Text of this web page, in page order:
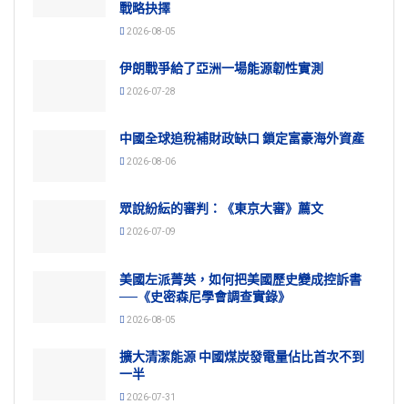
戰略抉擇
2026-08-05
伊朗戰爭給了亞洲一場能源韌性實測
2026-07-28
中國全球追稅補財政缺口 鎖定富豪海外資產
2026-08-06
眾說紛紜的審判：《東京大審》薦文
2026-07-09
美國左派菁英，如何把美國歷史變成控訴書
──《史密森尼學會調查實錄》
2026-08-05
擴大清潔能源 中國煤炭發電量佔比首次不到
一半
2026-07-31